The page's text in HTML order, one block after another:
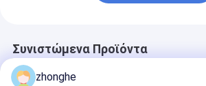
Συνιστώμενα Προϊόντα
zhonghe